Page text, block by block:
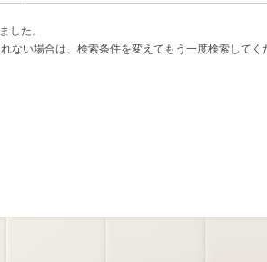
した。
ない場合は、検索条件を変えてもう一度検索してく